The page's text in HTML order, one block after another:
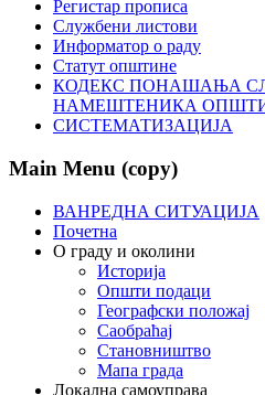
Регистар прописа
Службени листови
Информатор о раду
Статут општине
КОДЕКС ПОНАШАЊА
НАМЕШТЕНИКА
СИСТЕМАТИЗАЦИЈА
Main Menu (copy)
ВАНРЕДНА СИТУАЦИЈА
Почетна
О граду и околини
Историја
Општи подаци
Географски положај
Саобраћај
Становништво
Мапа града
Локална самоуправа